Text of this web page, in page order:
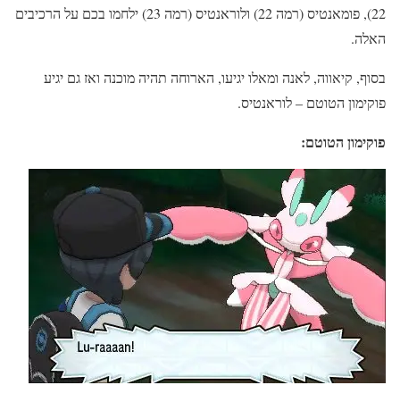
22), פומאנטיס (רמה 22) ולוראנטיס (רמה 23) ילחמו בכם על הרכיבים
האלה.
בסוף, קיאווה, לאנה ומאלו יגיעו, הארוחה תהיה מוכנה ואז גם יגיע
פוקימון הטוטם – לוראנטיס.
פוקימון הטוטם: